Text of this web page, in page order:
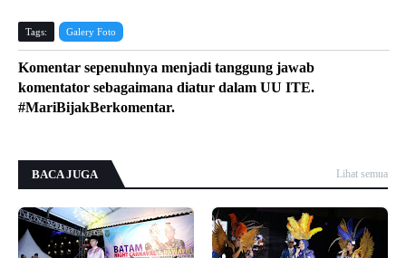
Tags: Galery Foto
Komentar sepenuhnya menjadi tanggung jawab
komentator sebagaimana diatur dalam UU ITE.
#MariBijakBerkomentar.
BACA JUGA Lihat semua